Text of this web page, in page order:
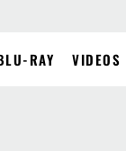
RAY VIDEOS